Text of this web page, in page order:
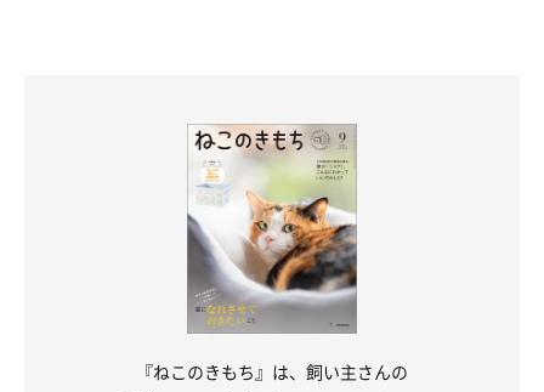
エアコンが効いているのに…
『ねこのきもち』は、飼い主さんの